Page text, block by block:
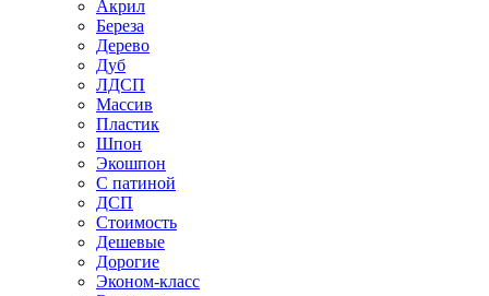
Акрил
Береза
Дерево
Дуб
ЛДСП
Массив
Пластик
Шпон
Экошпон
С патиной
ДСП
Стоимость
Дешевые
Дорогие
Эконом-класс